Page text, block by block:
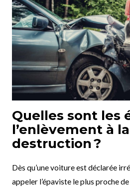
Quelles sont les
l’enlèvement à la
destruction ?
Dès qu’une voiture est déclarée
appeler l’épaviste le plus proche